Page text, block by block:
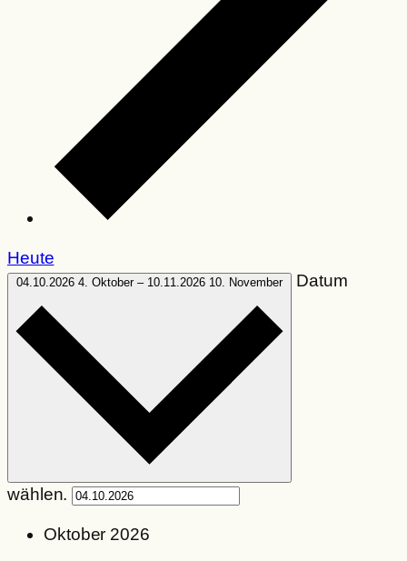
Heute
04.10.2026 4. Oktober – 10.11.2026 10. November Datum
wählen.
Oktober 2026